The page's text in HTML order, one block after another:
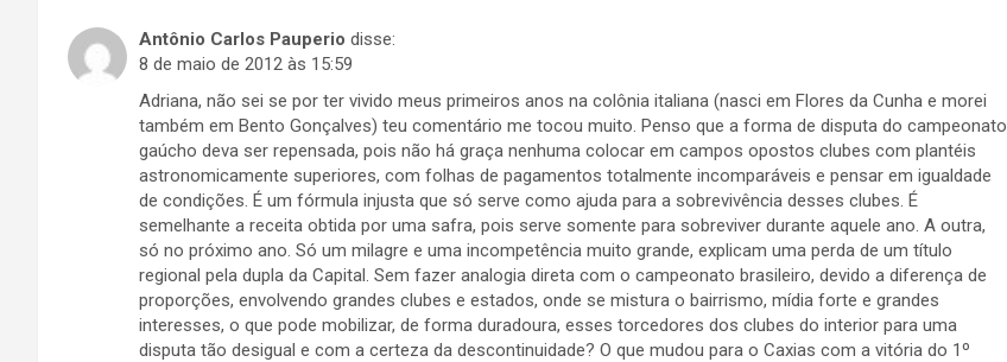
Antônio Carlos Pauperio disse:
8 de maio de 2012 às 15:59
Adriana, não sei se por ter vivido meus primeiros anos na colônia italiana (nasci em Flores da Cunha e morei
também em Bento Gonçalves) teu comentário me tocou muito. Penso que a forma de disputa do campeonato
gaúcho deva ser repensada, pois não há graça nenhuma colocar em campos opostos clubes com plantéis
astronomicamente superiores, com folhas de pagamentos totalmente incomparáveis e pensar em igualdade
de condições. É um fórmula injusta que só serve como ajuda para a sobrevivência desses clubes. É
semelhante a receita obtida por uma safra, pois serve somente para sobreviver durante aquele ano. A outra,
só no próximo ano. Só um milagre e uma incompetência muito grande, explicam uma perda de um título
regional pela dupla da Capital. Sem fazer analogia direta com o campeonato brasileiro, devido a diferença de
proporções, envolvendo grandes clubes e estados, onde se mistura o bairrismo, mídia forte e grandes
interesses, o que pode mobilizar, de forma duradoura, esses torcedores dos clubes do interior para uma
disputa tão desigual e com a certeza da descontinuidade? O que mudou para o Caxias com a vitória do 1º